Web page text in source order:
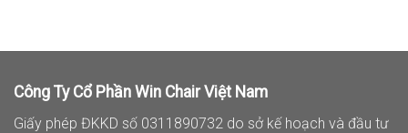
Công Ty Cổ Phần Win Chair Việt Nam
Giấy phép ĐKKD số 0311890732 do sở kế hoạch và đầu tư